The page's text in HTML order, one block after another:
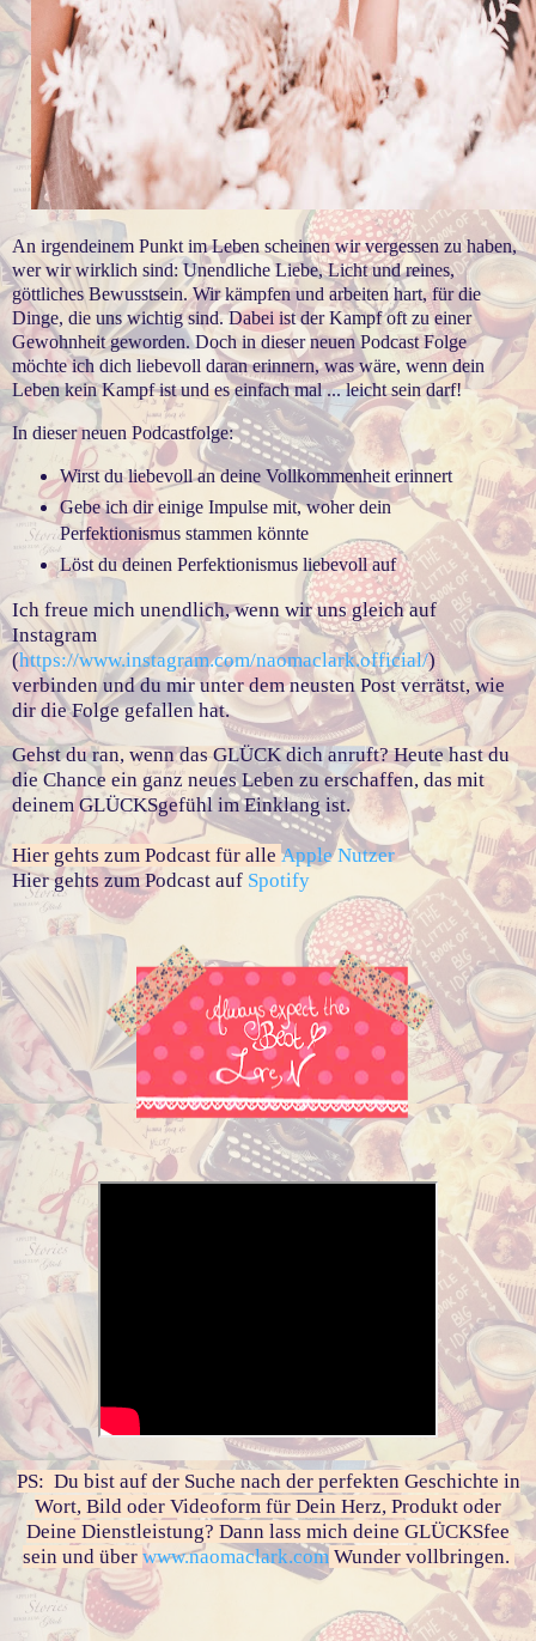
An irgendeinem Punkt im Leben scheinen wir vergessen zu haben,
wer wir wirklich sind: Unendliche Liebe, Licht und reines,
göttliches Bewusstsein. Wir kämpfen und arbeiten hart, für die
Dinge, die uns wichtig sind. Dabei ist der Kampf oft zu einer
Gewohnheit geworden. Doch in dieser neuen Podcast Folge
möchte ich dich liebevoll daran erinnern, was wäre, wenn dein
Leben kein Kampf ist und es einfach mal ... leicht sein darf!
In dieser neuen Podcastfolge:
Wirst du liebevoll an deine Vollkommenheit erinnert
Gebe ich dir einige Impulse mit, woher dein
Perfektionismus stammen könnte
Löst du deinen Perfektionismus liebevoll auf
Ich freue mich unendlich, wenn wir uns gleich auf
Instagram
(https://www.instagram.com/naomaclark.official/)
verbinden und du mir unter dem neusten Post verrätst, wie
dir die Folge gefallen hat.
Gehst du ran, wenn das GLÜCK dich anruft? Heute hast du
die Chance ein ganz neues Leben zu erschaffen, das mit
deinem GLÜCKSgefühl im Einklang ist.
Hier gehts zum Podcast für alle Apple Nutzer
Hier gehts zum Podcast auf Spotify
PS: Du bist auf der Suche nach der perfekten Geschichte in
Wort, Bild oder Videoform für Dein Herz, Produkt oder
Deine Dienstleistung? Dann lass mich deine GLÜCKSfee
sein und über www.naomaclark.comWunder vollbringen.